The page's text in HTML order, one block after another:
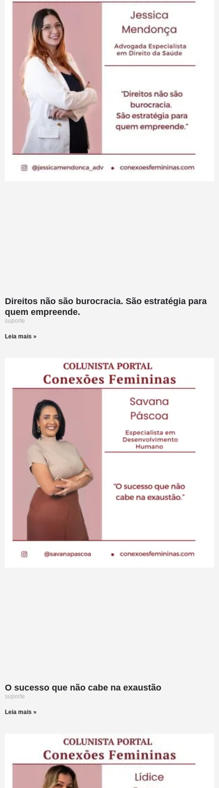
Direitos não são burocracia. São estratégia para
quem empreende.
suporte
Leia mais »
O sucesso que não cabe na exaustão
suporte
Leia mais »